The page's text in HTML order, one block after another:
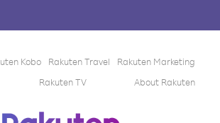
Kobo Rakuten Travel
Rakuten Marketing
Rakuten TV About Rakuten